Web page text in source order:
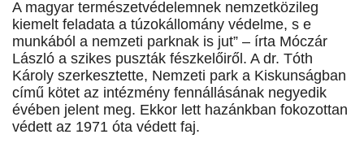
A magyar természetvédelemnek nemzetközileg
kiemelt feladata a túzokállomány védelme, s e
munkából a nemzeti parknak is jut” – írta Móczár
László a szikes puszták fészkelőiről. A dr. Tóth
Károly szerkesztette, Nemzeti park a Kiskunságban
című kötet az intézmény fennállásának negyedik
évében jelent meg. Ekkor lett hazánkban fokozottan
védett az 1971 óta védett faj.